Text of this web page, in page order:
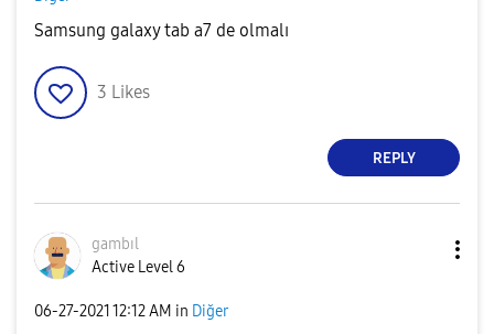
Samsung galaxy tab a7 de olmalı
3 Likes
REPLY
gambıl
Active Level 6
‎06-27-2021 12:12 AM in Diğer